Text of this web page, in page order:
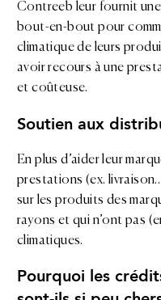
Contreeb leur fournit
bout-en-bout pour
climatique de leurs
avoir recours à une
et coûteuse.
Soutien aux
En plus d’aider leur
prestations (ex.
sur les produits des
rayons et qui n’ont pas
climatiques.
Pourquoi les